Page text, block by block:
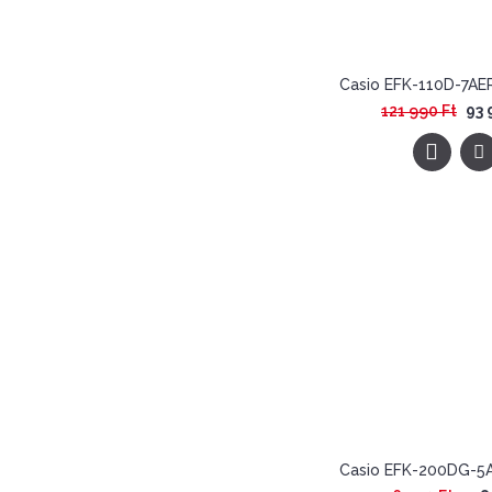
121 990 Ft 93